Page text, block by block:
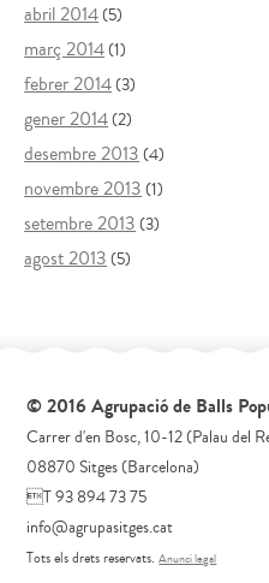
abril 2014(5)
març 2014(1)
febrer 2014(3)
gener 2014(2)
desembre 2013 (4)
novembre 2013 (1)
setembre 2013 (3)
agost 2013 (5)
© 2016 Agrupació de Balls
Carrer d'en Bosc, 10-12 (Palau del
08870 Sitges (Barcelona)
T 93 894 73 75
info@agrupasitges.cat
Tots els drets reservats.Anunci legal